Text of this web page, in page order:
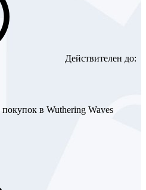
Действителен до:
в Wuthering Waves